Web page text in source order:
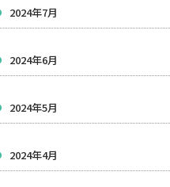
2024年7月
2024年6月
2024年5月
2024年4月